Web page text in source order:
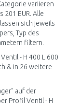
variieren
201 EUR. Alle
sich jeweils
Typ des
filtern.
- H 400 L 600
& in 26 weitere
auf der
Profil Ventil - H